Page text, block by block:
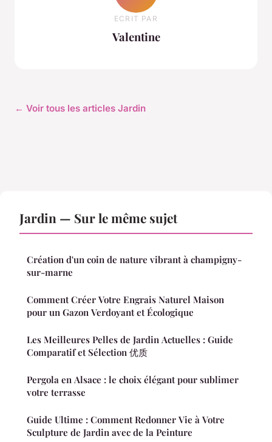
ECRIT PAR
Valentine
← Voir tous les articles Jardin
Jardin — Sur le même sujet
Création d'un coin de nature vibrant à champigny-
sur-marne
Comment Créer Votre Engrais Naturel Maison
pour un Gazon Verdoyant et Écologique
Les Meilleures Pelles de Jardin Actuelles : Guide
Comparatif et Sélection 优质
Pergola en Alsace : le choix élégant pour sublimer
votre terrasse
Guide Ultime : Comment Redonner Vie à Votre
Sculpture de Jardin avec de la Peinture